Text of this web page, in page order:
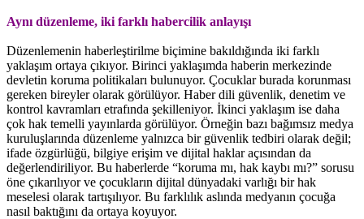
Aynı düzenleme, iki farklı habercilik anlayışı
Düzenlemenin haberleştirilme biçimine bakıldığında iki farklı
yaklaşım ortaya çıkıyor. Birinci yaklaşımda haberin merkezinde
devletin koruma politikaları bulunuyor. Çocuklar burada korunması
gereken bireyler olarak görülüyor. Haber dili güvenlik, denetim ve
kontrol kavramları etrafında şekilleniyor. İkinci yaklaşım ise daha
çok hak temelli yayınlarda görülüyor. Örneğin bazı bağımsız medya
kuruluşlarında düzenleme yalnızca bir güvenlik tedbiri olarak değil;
ifade özgürlüğü, bilgiye erişim ve dijital haklar açısından da
değerlendiriliyor. Bu haberlerde “koruma mı, hak kaybı mı?” sorusu
öne çıkarılıyor ve çocukların dijital dünyadaki varlığı bir hak
meselesi olarak tartışılıyor. Bu farklılık aslında medyanın çocuğa
nasıl baktığını da ortaya koyuyor.